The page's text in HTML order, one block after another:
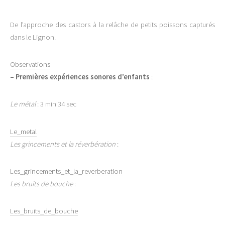
De l’approche des castors à la relâche de petits poissons capturés
dans le Lignon.
Observations
– Premières expériences sonores d’enfants :
Le métal: 3 min 34 sec
Le_metal
Les grincements et la réverbération :
Les_grincements_et_la_reverberation
Les bruits de bouche:
Les_bruits_de_bouche